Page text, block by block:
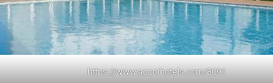
https://www.accorhotels.com/8091